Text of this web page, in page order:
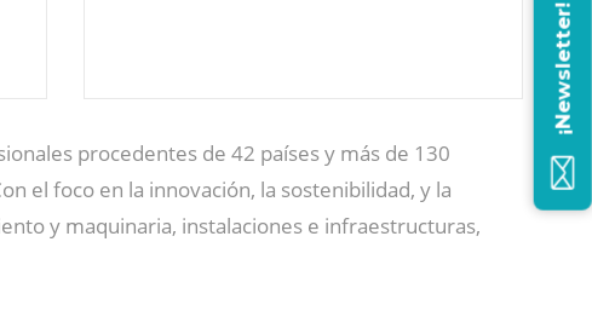
procedentes de 42 países y más de 130
el foco en la innovación, la sostenibilidad, y la
y maquinaria, instalaciones e infraestructuras,
¡Newsletter!